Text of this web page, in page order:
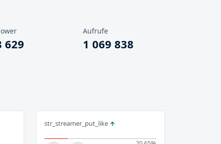
629
Aufrufe
1 069 838
str_streamer_put_like